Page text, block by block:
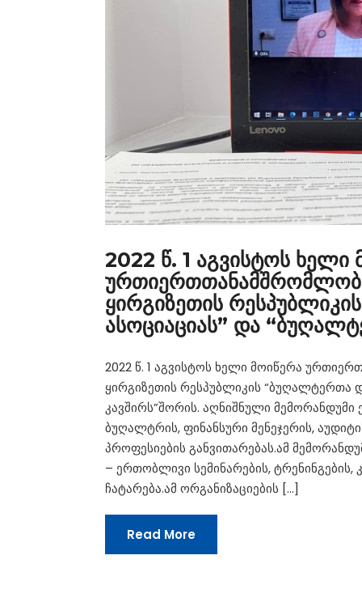
2022 წ. 1 აგვისტოს ხელი
ყირგიზეთის
ასოციაციას” და
2022 წ. 1 აგვისტოს ხელი მოიწერა
ყირგიზეთის რესპუბლიკის “ბუღალტერთა
კავშირს”შორის. აღნიშნული
ბუღალტრის, ფინანსური მენეჯერის,
პროფესიების განვითარებას.ამ
– ერთობლივი სემინარების, ტრენინგების,
ჩატარება.ამ ორგანიზაციების […]
Read More